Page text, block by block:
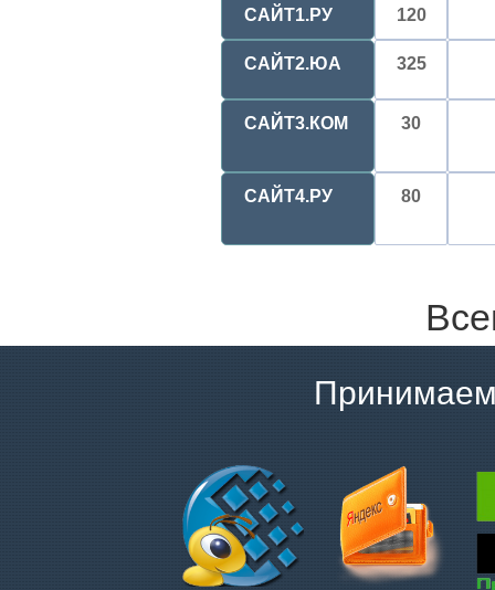
САЙТ1.РУ 120
САЙТ2.ЮА 325
САЙТ3.КОМ 30
САЙТ4.РУ 80